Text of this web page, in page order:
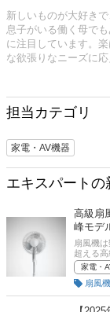
新しいものが大好き
息子がいる働く母で
に注目しています。
な欲張りなニーズに
担当カテゴリ
家電・AV機器
エキスパートの
高級扇
峰モデ
扇風機
超える
高級な
が非常に
方とおす
ン利用
プ。後
家電・